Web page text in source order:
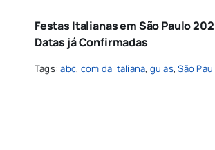
Festas Italianas em São Paulo
Datas já Confirmadas
Tags:abc, comida italiana, guias,São